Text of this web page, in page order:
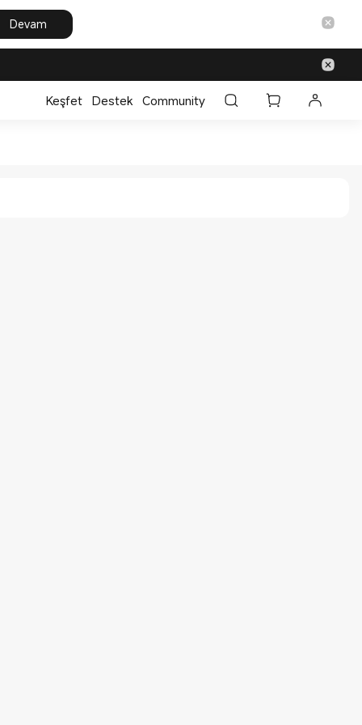
Devam
Keşfet Destek Community